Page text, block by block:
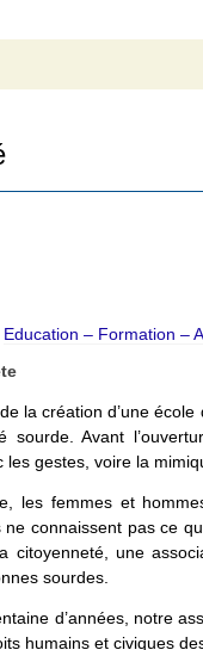
Education – Formation –
la création d’une
sourde. Avant
les gestes, voire la
les femmes et
ne connaissent pas ce
citoyenneté, une
sourdes.
d’années, notre
humains et civiques